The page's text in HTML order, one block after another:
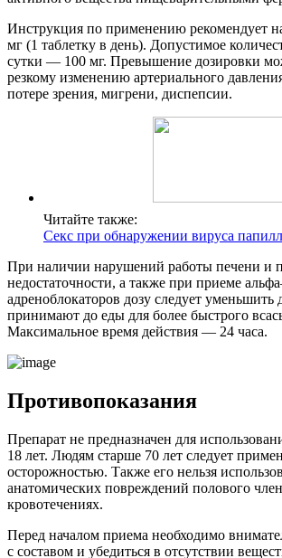
Инструкция по применению рекомендует
мг (1 таблетку в день). Допустимое
сутки — 100 мг. Превышение дозировки
резкому изменению артериального
потере зрения, мигрени, диспепсии.
Читайте также:
Секс при обнаружении вируса
При наличии нарушений работы печени и
недостаточности, а также при приеме
адреноблокаторов дозу следует уменьшить
принимают до еды для более быстрого
Максимальное время действия — 24 часа.
Противопоказания
Препарат не предназначен для
18 лет. Людям старше 70 лет следует
осторожностью. Также его нельзя
анатомических повреждений полового
кровотечениях.
Перед началом приема необходимо
с составом и убедиться в отсутствии